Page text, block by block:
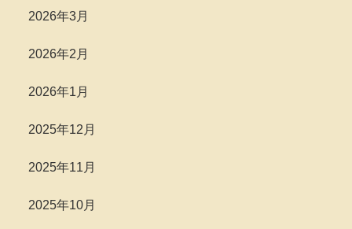
2026年3月
2026年2月
2026年1月
2025年12月
2025年11月
2025年10月